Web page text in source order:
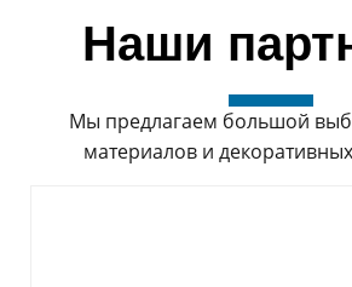
Наши
Мы предлагаем большой
материалов и